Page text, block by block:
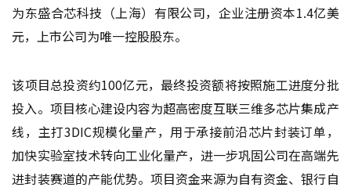
为东盛合芯科技（上海）有限公司，企业注册资本1.4亿美
元，上市公司为唯一控股股东。
该项目总投资约100亿元，最终投资额将按照施工进度分批
投入。项目核心建设内容为超高密度互联三维多芯片集成产
线，主打3DIC规模化量产，用于承接前沿芯片封装订单，
加快实验室技术转向工业化量产，进一步巩固公司在高端先
进封装赛道的产能优势。项目资金来源为自有资金、银行自